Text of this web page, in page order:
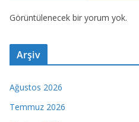
Görüntülenecek bir yorum yok.
Arşiv
Ağustos 2026
Temmuz 2026